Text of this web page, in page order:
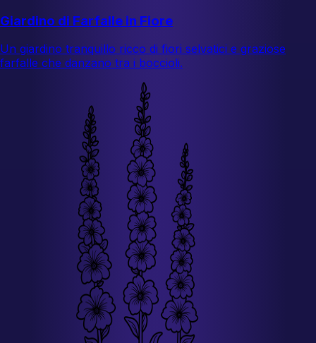
Giardino di Farfalle in Fiore
Un giardino tranquillo ricco di fiori selvatici e graziose
farfalle che danzano tra i boccioli.